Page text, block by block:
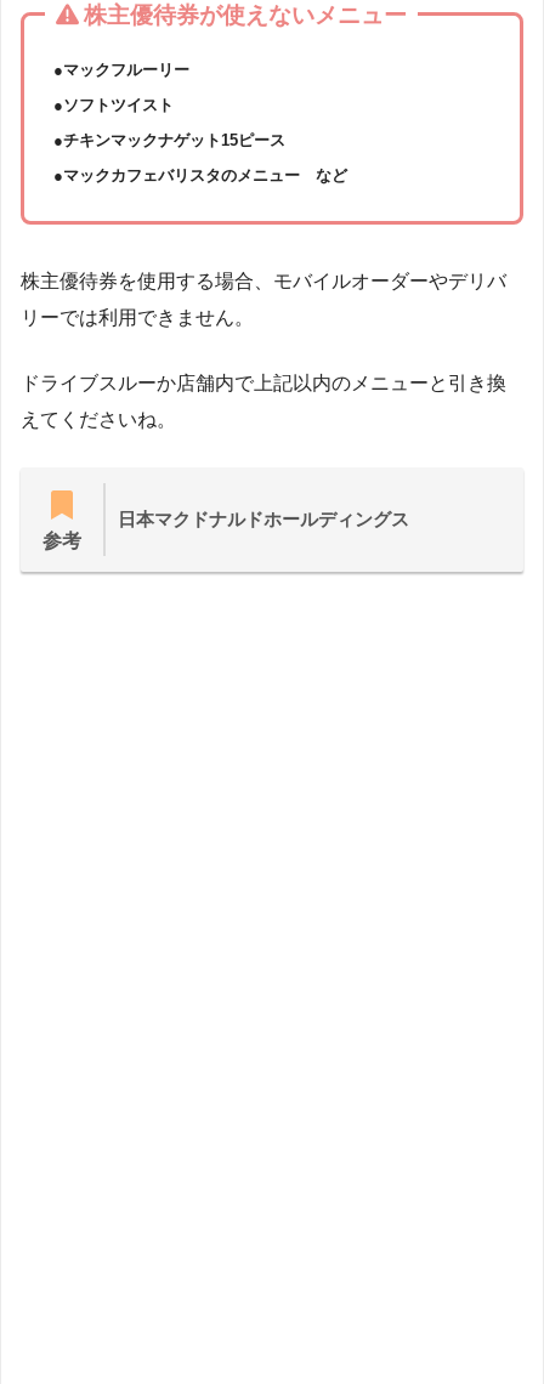
株主優待券が使えないメニュー
●マックフルーリー
●ソフトツイスト
●チキンマックナゲット15ピース
●マックカフェバリスタのメニュー など
株主優待券を使用する場合、モバイルオーダーやデリバ
リーでは利用できません。
ドライブスルーか店舗内で上記以内のメニューと引き換
えてくださいね。
参考
日本マクドナルドホールディングス